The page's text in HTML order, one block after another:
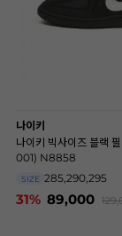
나이키
나이키 빅사이즈 블랙
001) N8858
SIZE 285,290,295
31% 89,000